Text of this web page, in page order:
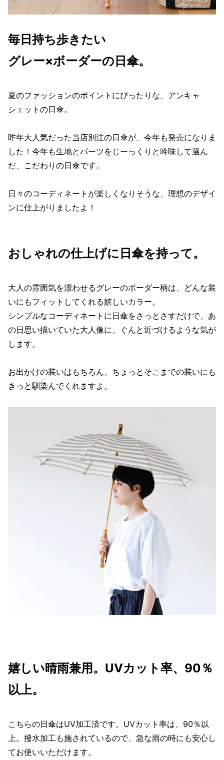
毎日持ち歩きたい
グレー×ボーダーの日傘。
夏のファッションのポイントにぴったりな、アンキャ
シェットの日傘。
昨年大人気だった当店別注の日傘が、今年も発売になりま
した！今年も生地とパーツをじーっくりと吟味して選ん
だ、こだわりの日傘です。
日々のコーディネートが楽しくなりそうな、理想のデザイ
ンに仕上がりましたよ！
おしゃれの仕上げに日傘を持って。
大人の雰囲気を漂わせるグレーのボーダー柄は、どんな装
いにもフィットしてくれる嬉しいカラー。
シンプルなコーディネートに日傘をさっとさすだけで、あ
の日思い描いていた大人像に、ぐんと近づけるような気が
します。
お出かけの装いはもちろん、ちょっとそこまでの装いにも
きっと馴染んでくれますよ。
嬉しい晴雨兼用。UVカット率、90％
以上。
こちらの日傘はUV加工済です。UVカット率は、90％以
上。撥水加工も施されているので、急な雨の時にも安心し
てお使いいただけます。